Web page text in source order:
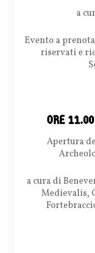
a
Evento a
riservati e
ORE
Apertura
a cura di
Medievalis,